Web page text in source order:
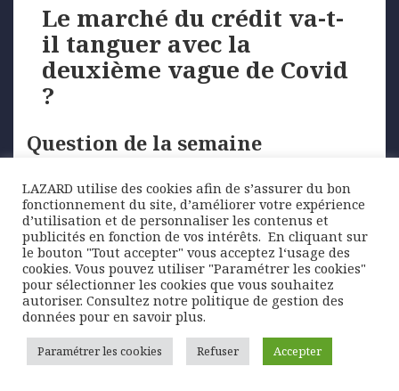
Le marché du crédit va-t-
il tanguer avec la
deuxième vague de Covid
?
Question de la semaine
Le contexte est propice à la volatilité. Une nouvelle
vague épidémique induit des reconfinements en
Europe. …
Posted
on
10 novembre 2020 Author
Lazard Freres Gestion
Categories
Question de la semaine
Tags
COVID-19,deuxième vague,
marché du crédit,volatilité
LAZARD utilise des cookies afin de s’assurer du bon
fonctionnement du site, d’améliorer votre expérience
d’utilisation et de personnaliser les contenus et
publicités en fonction de vos intérêts. ​ En cliquant sur
le bouton "Tout accepter" vous acceptez l‘usage des
cookies. Vous pouvez utiliser "Paramétrer les cookies"
pour sélectionner les cookies que vous souhaitez
autoriser. Consultez notre politique de gestion des
données pour en savoir plus.
Paramétrer les cookies Refuser Accepter